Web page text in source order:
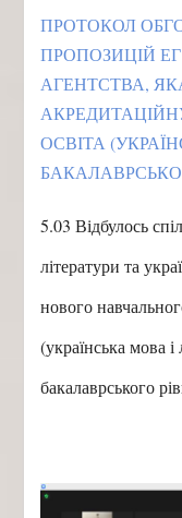
ПРОТОКОЛ
ПРОПОЗИЦІЙ
АГЕНТСТВА,
ОСВІТА
5.03 Відбулось
літератури та
нового
(українська мова
бакалаврського